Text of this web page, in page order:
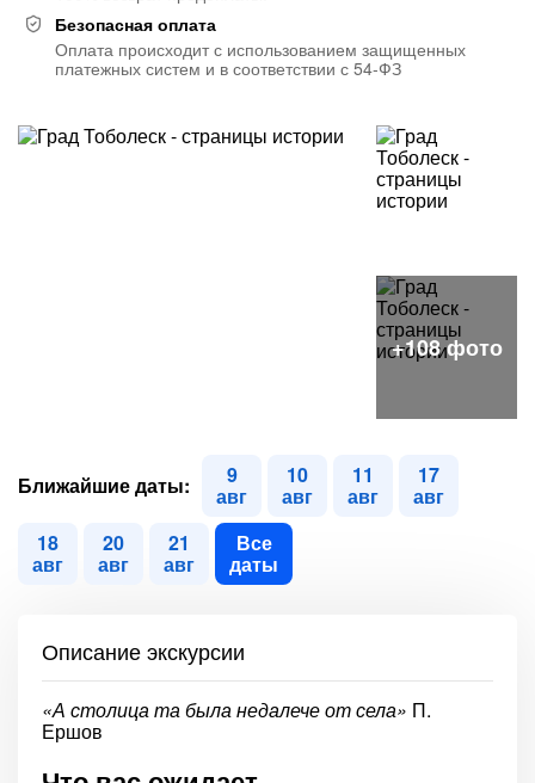
Безопасная оплата
Оплата происходит с использованием защищенных
платежных систем и в соответствии с 54-ФЗ
Ближайшие даты: 9
авг
10
авг
11
авг
17
авг
18
авг
20
авг
21
авг
Все
даты
Описание экскурсии
«А столица та была недалече от села» П.
Ершов